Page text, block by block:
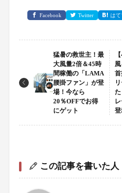
Facebook Twitter はて
猛暑の救世主！最
大風量2倍＆45時
間稼働の「LAMA
腰掛ファン」が登
場！今なら
20％OFFでお得
にゲット
この記事を書いた人